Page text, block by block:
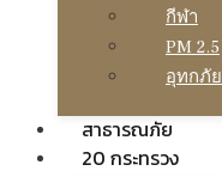
กีฬา
PM 2.5
อุทกภัย
สาธารณภัย
20 กระทรวง